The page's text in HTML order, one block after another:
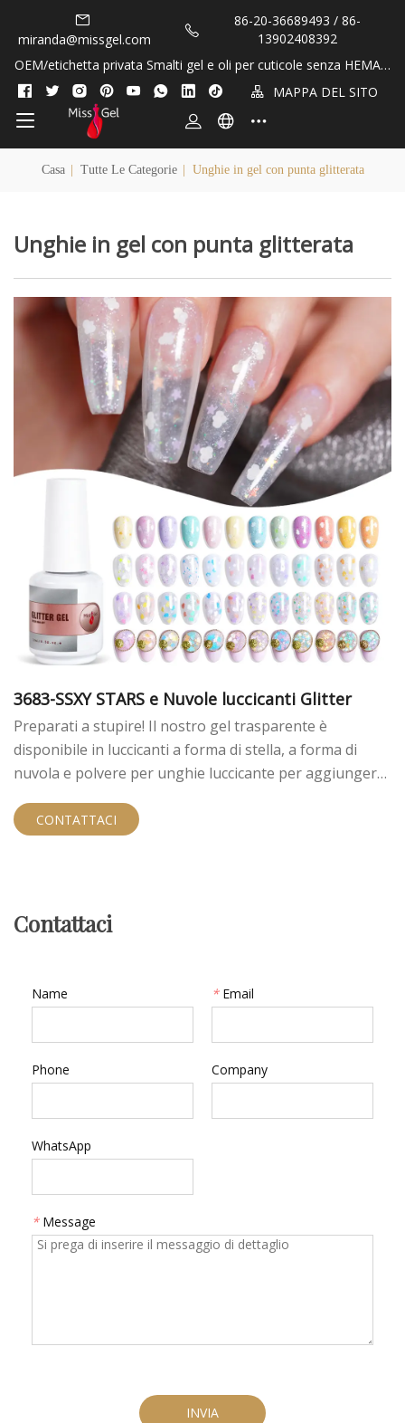
miranda@missgel.com
86-20-36689493 / 86-
13902408392
OEM/etichetta privata Smalti gel e oli per cuticole senza HEMA e
TPO!
MAPPA DEL SITO
Casa Tutte Le Categorie Unghie in gel con punta glitterata
Unghie in gel con punta glitterata
3683-SSXY STARS e Nuvole luccicanti Glitter
Preparati a stupire! Il nostro gel trasparente è
disponibile in luccicanti a forma di stella, a forma di
nuvola e polvere per unghie luccicante per aggiungere
distingue.
CONTATTACI
Contattaci
Name * Email
Phone Company
WhatsApp
* Message
INVIA